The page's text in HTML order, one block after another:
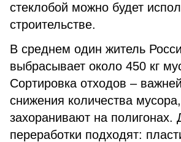
стеклобой можно будет
строительстве.
В среднем один житель
выбрасывает около 450 кг
Сортировка отходов –
снижения количества
захоранивают на полигонах.
переработки подходят: